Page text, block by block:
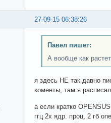
27-09-15 06:38:26
Павел пишет:
А вообще как
я здесь НЕ так давно
коменты, там я
а если кратко
ггц 2х ядр. проц, 2 гб